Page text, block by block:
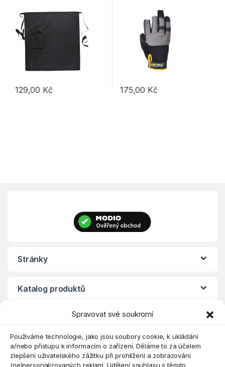
Spravovat své soukromí
Používáme technologie, jako jsou soubory cookie, k ukládání
a/nebo přístupu k informacím o zařízení. Děláme to za účelem
zlepšení uživatelského zážitku při prohlížení a zobrazování
(ne)personalizovaných reklam. Udělení souhlasu s těmito
129,00 Kč 175,00 Kč
Stránky
Katalog produktů